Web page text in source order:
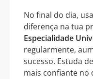
No final do dia,
diferença na tua
Especialidade
regularmente,
sucesso. Estuda
mais confiante no